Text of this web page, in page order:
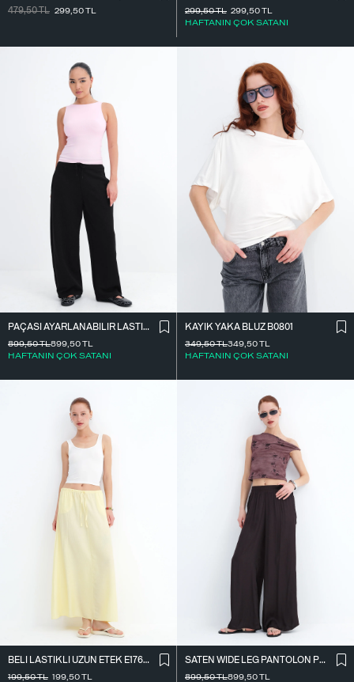
479,50TL 299,50TL
299,50TL
HAFTANIN ÇOK SATANI
299,50TL
PAÇASI AYARLANABILIR LASTIKLI EŞOFMAN EŞF10690
899,50TL
HAFTANIN ÇOK SATANI
899,50TL
KAYIK YAKA BLUZ B0801
349,50TL
HAFTANIN ÇOK SATANI
349,50TL
BELI LASTIKLI UZUN ETEK E17627
199,50TL 199,50TL
SATEN WIDE LEG PANTOLON PN17298
899,50TL899,50TL